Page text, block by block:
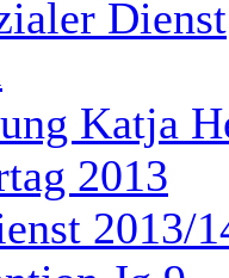
Dienst
Katja
2013
2013/